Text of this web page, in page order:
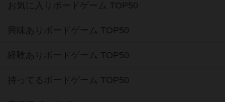
お気に入りボードゲーム TOP50
興味ありボードゲーム TOP50
経験ありボードゲーム TOP50
持ってるボードゲーム TOP50